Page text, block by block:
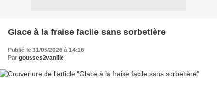
Glace à la fraise facile sans sorbetière
Publié le 31/05/2026 à 14:16
Par gousses2vanille